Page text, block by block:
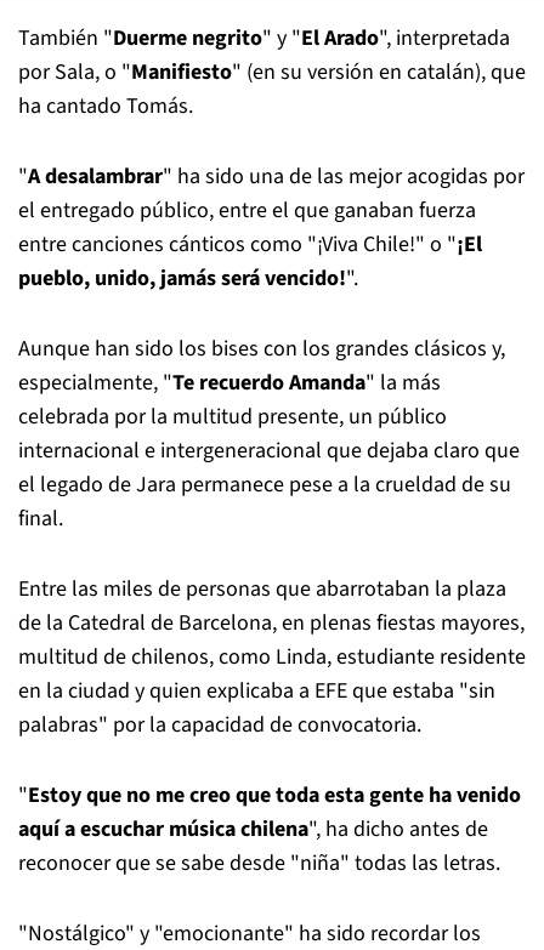
También "Duerme negrito" y "El Arado", interpretada
por Sala, o "Manifiesto" (en su versión en catalán), que
ha cantado Tomás.
"A desalambrar" ha sido una de las mejor acogidas por
el entregado público, entre el que ganaban fuerza
entre canciones cánticos como "¡Viva Chile!" o "¡El
pueblo, unido, jamás será vencido!".
Aunque han sido los bises con los grandes clásicos y,
especialmente, "Te recuerdo Amanda" la más
celebrada por la multitud presente, un público
internacional e intergeneracional que dejaba claro que
el legado de Jara permanece pese a la crueldad de su
final.
Entre las miles de personas que abarrotaban la plaza
de la Catedral de Barcelona, en plenas fiestas mayores,
multitud de chilenos, como Linda, estudiante residente
en la ciudad y quien explicaba a EFE que estaba "sin
palabras" por la capacidad de convocatoria.
"Estoy que no me creo que toda esta gente ha venido
aquí a escuchar música chilena", ha dicho antes de
reconocer que se sabe desde "niña" todas las letras.
"Nostálgico" y "emocionante" ha sido recordar los